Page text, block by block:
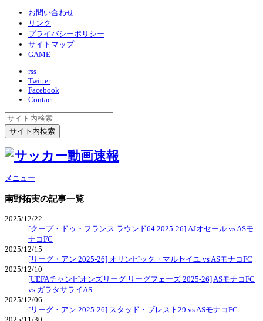
お問い合わせ
リンク
プライバシーポリシー
サイトマップ
GAME
rss
Twitter
Facebook
Contact
メニュー
南野拓実の記事一覧
2025/12/22
[クープ・ドゥ・フランス ラウンド64 2025-26] AJオセール vs ASモ
ナコFC
2025/12/15
[リーグ・アン 2025-26] オリンピック・マルセイユ vs ASモナコFC
2025/12/10
[UEFAチャンピオンズリーグ リーグフェーズ 2025-26] ASモナコFC
vs ガラタサライAS
2025/12/06
[リーグ・アン 2025-26] スタッド・ブレスト29 vs ASモナコFC